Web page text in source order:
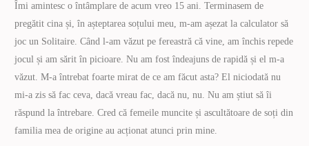
Îmi amintesc o întâmplare de acum vreo 15 ani. Terminasem de
pregătit cina și, în așteptarea soțului meu, m-am așezat la calculator să
joc un Solitaire. Când l-am văzut pe fereastră că vine, am închis repede
jocul și am sărit în picioare. Nu am fost îndeajuns de rapidă și el m-a
văzut. M-a întrebat foarte mirat de ce am făcut asta? El niciodată nu
mi-a zis să fac ceva, dacă vreau fac, dacă nu, nu. Nu am știut să îi
răspund la întrebare. Cred că femeile muncite și ascultătoare de soți din
familia mea de origine au acționat atunci prin mine.